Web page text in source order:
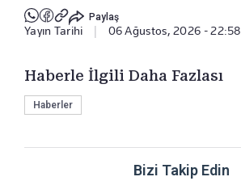
Paylaş
Yayın Tarihi 06 Ağustos, 2026 - 22:58
Haberle İlgili Daha Fazlası
Haberler
Bizi Takip Edin